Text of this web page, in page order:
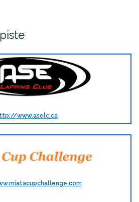
www.aselc.ca